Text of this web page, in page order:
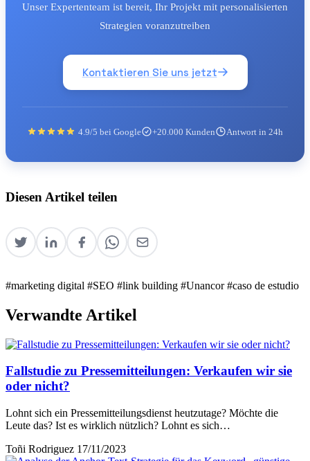
Unser Expertenteam ist bereit, Ihr Projekt mit personalisierten
Strategien voranzutreiben
Kontaktieren Sie uns jetzt
4.9/5 bei Google +20.000 Kunden Antwort in 24h
Diesen Artikel teilen
#marketing digital #SEO #link building #Unancor#caso de estudio
Verwandte Artikel
Fallstudie zu Pressemitteilungen: Verkaufen wir sie
oder nicht?
Lohnt sich ein Pressemitteilungsdienst heutzutage? Möchte die
Leute das? Ist es wirklich nützlich? Lohnt es sich…
Toñi Rodriguez 17/11/2023